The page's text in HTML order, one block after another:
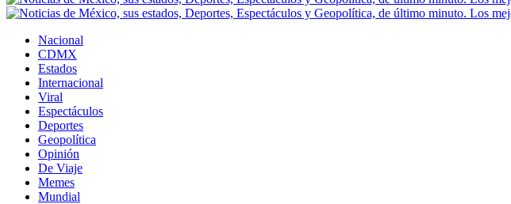
Nacional
CDMX
Estados
Internacional
Viral
Espectáculos
Deportes
Geopolítica
Opinión
De Viaje
Memes
Mundial